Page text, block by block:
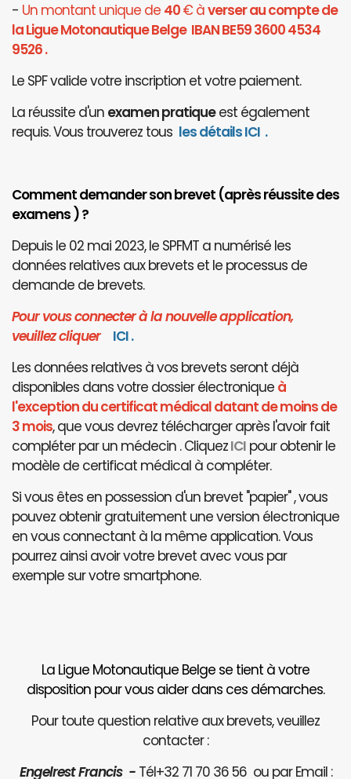
- Un montant unique de 40€ àverser au compte de
la Ligue Motonautique Belge IBAN BE59 3600 4534
9526 .
Le SPF valide votre inscription et votre paiement.
La réussite d'un examen pratiqueest également
requis. Vous trouverez tous les détails ICI .
Comment demander son brevet (après réussite des
examens ) ?
Depuis le 02 mai 2023, le SPFMT a numérisé les
données relatives aux brevets et le processus de
demande de brevets.
Pour vous connecter à la nouvelle application,
veuillez cliquer ICI.
Les données relatives à vos brevets seront déjà
disponibles dans votre dossier électronique à
l'exception du certificat médical datant de moins de
3 mois, que vous devrez télécharger après l'avoir fait
compléter par un médecin . CliquezICI pour obtenir le
modèle de certificat médical à compléter.
Si vous êtes en possession d'un brevet "papier" , vous
pouvez obtenir gratuitement une version électronique
en vous connectant à la même application. Vous
pourrez ainsi avoir votre brevet avec vous par
exemple sur votre smartphone.
La Ligue Motonautique Belge se tient à votre
disposition pour vous aider dans ces démarches.
Pour toute question relative aux brevets, veuillez
contacter :
Engelrest Francis -Tél+32 71 70 36 56 ou par Email :